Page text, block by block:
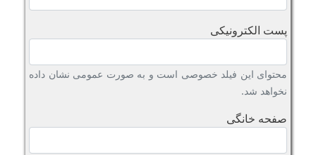
پست الکترونیکی
محتوای این فیلد خصوصی است و به صورت عمومی نشان داده
نخواهد شد.
صفحه خانگی